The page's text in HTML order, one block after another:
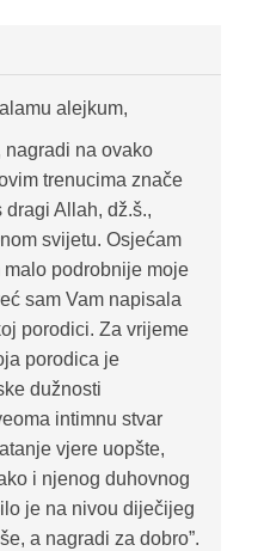
alejkum,
nagradi na ovako
trenucima znače
Allah, dž.š.,
svijetu. Osjećam
podrobnije moje
sam Vam napisala
porodici. Za vrijeme
porodica je
dužnosti
intimnu stvar
vjere uopšte,
i njenog duhovnog
je na nivou diječijeg
a nagradi za dobro”.